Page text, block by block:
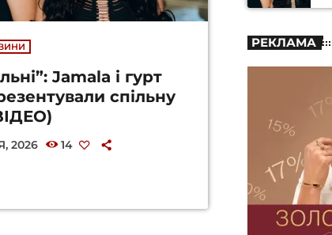
Jamala і гурт
спільну
2026 14
РЕКЛАМА